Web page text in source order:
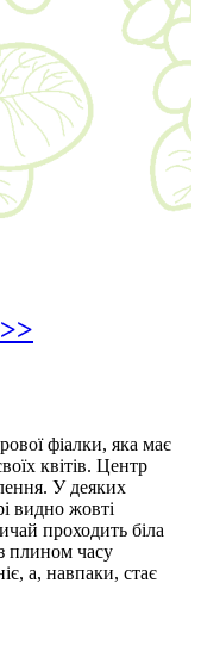
фіалки, яка має
квітів. Центр
У деяких
видно жовті
проходить біла
плином часу
а, навпаки, стає